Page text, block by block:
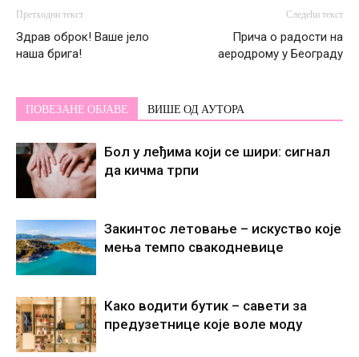
Претходни текст
Здрав оброк! Ваше јело
наша брига!
Следећи текст
Прича о радости на
аеродрому у Београду
ПОВЕЗАНЕ ОБЈАВЕ ВИШЕ ОД АУТОРА
Бол у леђима који се шири: сигнал
да кичма трпи
Закинтос летовање – искуство које
мења темпо свакодневице
Како водити бутик – савети за
предузетнице које воле моду